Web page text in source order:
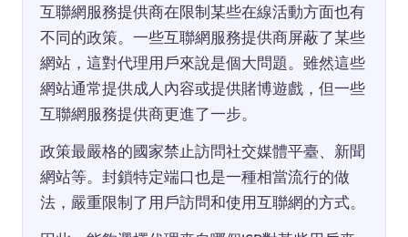
互聯網服務提供商在限制某些在線活動方面也有
不同的政策。一些互聯網服務提供商屏蔽了某些
網站，這對代理用戶來說是個大問題。雖然這些
網站通常提供成人內容或提供賭博遊戲，但一些
互聯網服務提供商更進了一步。
政策最嚴格的國家禁止訪問社交媒體平臺、新聞
網站等。封鎖特定端口也是一種相當流行的做
法，嚴重限制了用戶訪問和使用互聯網的方式。